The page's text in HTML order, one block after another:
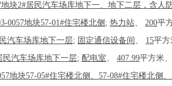
地块2#居民汽车场库地下一、地下二层，含人
0057地块57-01#住宅楼北侧 ; 热力站、 200平
汽车场库地下一层; 固定通信设备间 、 15平方
民汽车场库地下一层; 配电室、 407.99平方米
地块57-05#住宅楼北侧、57-08#住宅楼北侧